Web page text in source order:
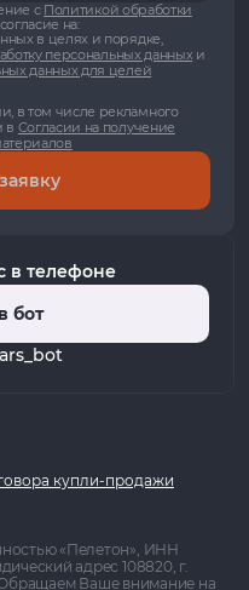
с Политикой обработки
на:
в целях и порядке,
персональных данныхи
данных для целей
в том числе рекламного
в Согласии на получение
в телефоне
бот
купли-продажи
«Пелетон», ИНН
адрес 108820, г.
Ваше внимание на